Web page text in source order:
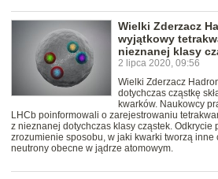
Wielki Zderzacz
wyjątkowy
nieznanej klasy
2 lipca 2020, 09:56
Wielki Zderzacz
dotychczas cząstkę
kwarków. Naukowcy
LHCb poinformowali o zarejestrowaniu
z nieznanej dotychczas klasy cząstek. Odkrycie
zrozumienie sposobu, w jaki kwarki tworzą inne
neutrony obecne w jądrze atomowym.